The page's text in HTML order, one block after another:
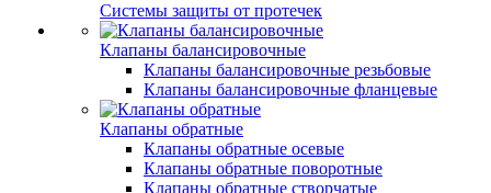
Системы защиты от протечек
Клапаны балансировочные
Клапаны балансировочные резьбовые
Клапаны балансировочные фланцевые
Клапаны обратные
Клапаны обратные осевые
Клапаны обратные поворотные
Клапаны обратные створчатые